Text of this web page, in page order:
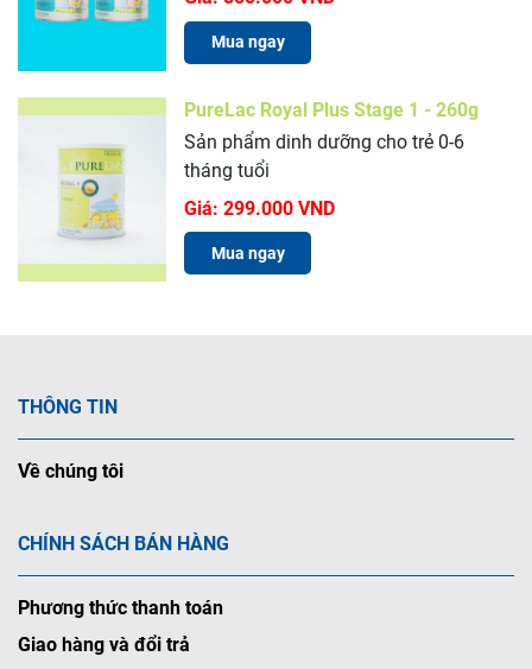
Mua ngay
PureLac Royal Plus Stage 1 - 260g
Sản phẩm dinh dưỡng cho trẻ 0-6
tháng tuổi
Giá: 299.000 VND
Mua ngay
THÔNG TIN
Về chúng tôi
CHÍNH SÁCH BÁN HÀNG
Phương thức thanh toán
Giao hàng và đổi trả